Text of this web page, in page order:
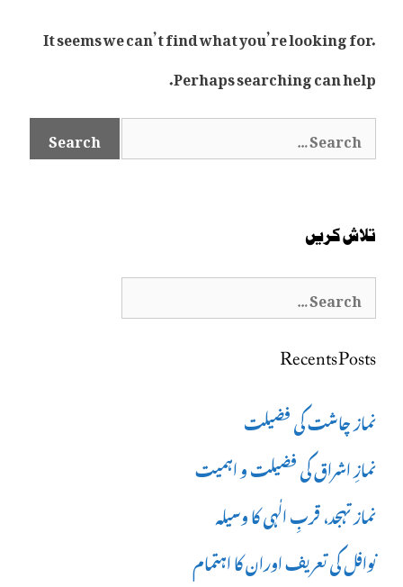
It seems we can’t find what you’re looking for.
Perhaps searching can help.
Search
تلاش کریں
Search
Recents Posts
نماز چاشت کی فضیلت
نمازِ اشراق کی فضیلت و اہمیت
نماز تہجد، قربِ الٰہی کا وسیلہ
نوافل کی تعریف اوران کا اہتمام